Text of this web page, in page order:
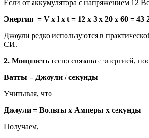
Если от аккумулятора с напряжением 12
Энергия = V x l x t = 12 x 3 x 20 x 60 = 43
Джоули редко используются в
СИ.
2. Мощность тесно связана с энергией,
Ватты = Джоули / секунды
Учитывая, что
Джоули = Вольты х Амперы х секунды
Получаем,